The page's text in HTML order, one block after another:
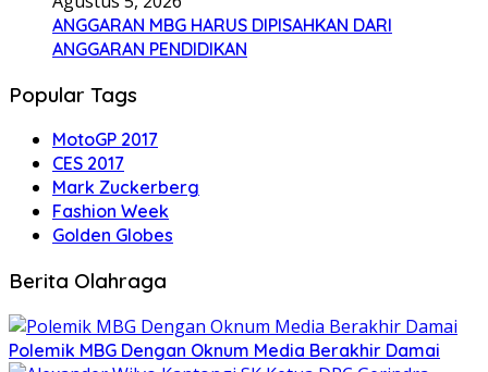
ANGGARAN MBG HARUS DIPISAHKAN DARI
ANGGARAN PENDIDIKAN
Popular Tags
MotoGP 2017
CES 2017
Mark Zuckerberg
Fashion Week
Golden Globes
Berita Olahraga
Polemik MBG Dengan Oknum Media Berakhir Damai